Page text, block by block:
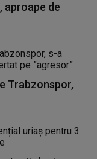
aproape de
Trabzonspor,